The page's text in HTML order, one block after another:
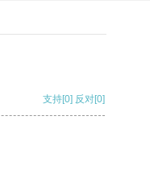
支持[0] 反对[0]